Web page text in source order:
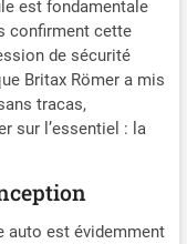
est fondamentale
confirment cette
de sécurité
Britax Römer a mis
tracas,
sur l’essentiel : la
auto est évidemment